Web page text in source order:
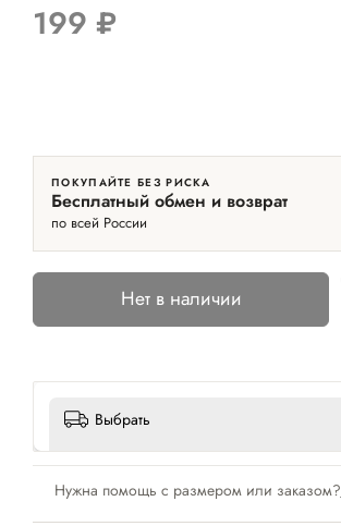
199 ₽
ПОКУПАЙТЕ БЕЗ РИСКА
Бесплатный обмен и возврат
по всей России
Нет в наличии
Выбрать
Нужна помощь с размером или заказом?